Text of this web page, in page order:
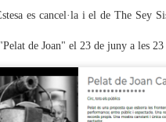
es cancel·la i el de The Sey
de Joan" el 23 de juny a les 23